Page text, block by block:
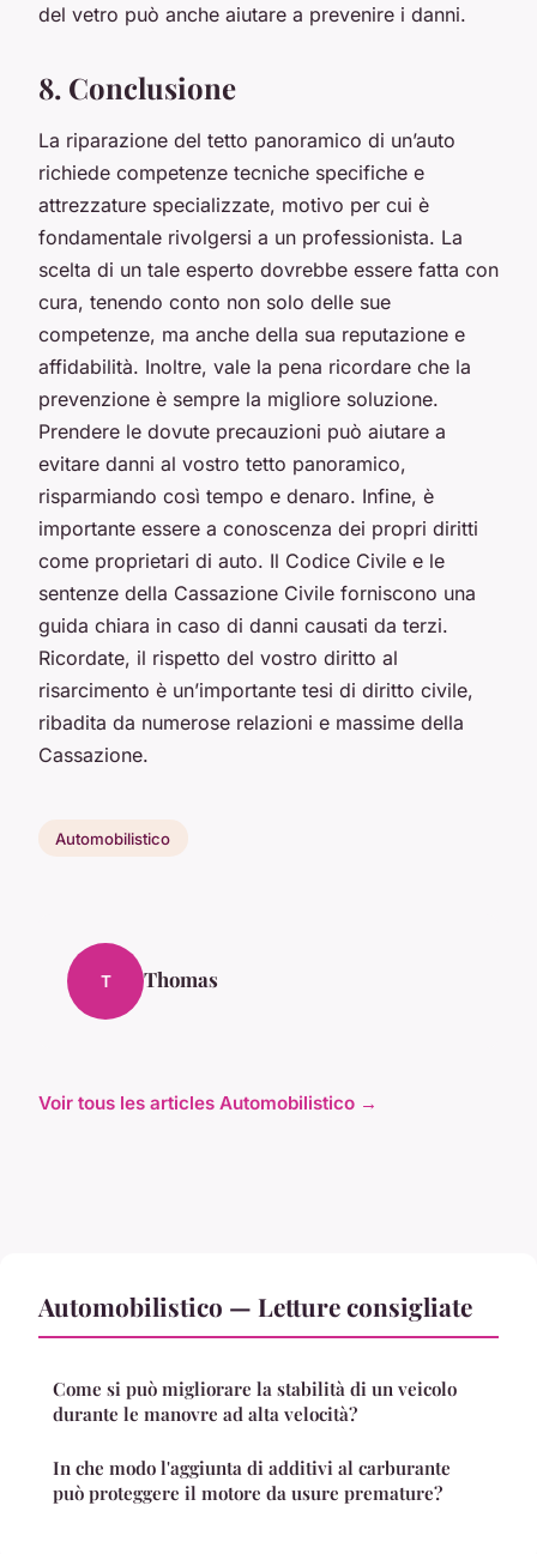
del vetro può anche aiutare a prevenire i danni.
8. Conclusione
La riparazione del tetto panoramico di un’auto
richiede competenze tecniche specifiche e
attrezzature specializzate, motivo per cui è
fondamentale rivolgersi a un professionista. La
scelta di un tale esperto dovrebbe essere fatta con
cura, tenendo conto non solo delle sue
competenze, ma anche della sua reputazione e
affidabilità. Inoltre, vale la pena ricordare che la
prevenzione è sempre la migliore soluzione.
Prendere le dovute precauzioni può aiutare a
evitare danni al vostro tetto panoramico,
risparmiando così tempo e denaro. Infine, è
importante essere a conoscenza dei propri diritti
come proprietari di auto. Il Codice Civile e le
sentenze della Cassazione Civile forniscono una
guida chiara in caso di danni causati da terzi.
Ricordate, il rispetto del vostro diritto al
risarcimento è un’importante tesi di diritto civile,
ribadita da numerose relazioni e massime della
Cassazione.
Automobilistico
T Thomas
Voir tous les articles Automobilistico →
Automobilistico — Letture consigliate
Come si può migliorare la stabilità di un veicolo
durante le manovre ad alta velocità?
In che modo l'aggiunta di additivi al carburante
può proteggere il motore da usure premature?